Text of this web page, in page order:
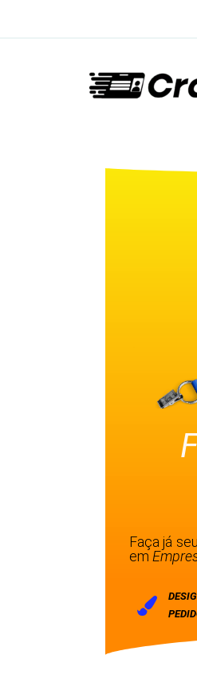
Faça já seu
em